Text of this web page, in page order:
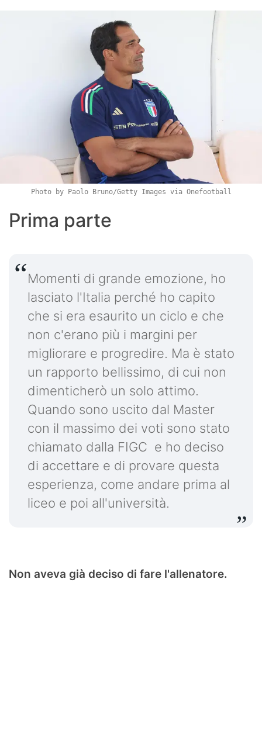
Photo by Paolo Bruno/Getty Images via Onefootball
Prima parte
Momenti di grande emozione, ho
lasciato l'Italia perché ho capito
che si era esaurito un ciclo e che
non c'erano più i margini per
migliorare e progredire. Ma è stato
un rapporto bellissimo, di cui non
dimenticherò un solo attimo.
Quando sono uscito dal Master
con il massimo dei voti sono stato
chiamato dalla FIGC e ho deciso
di accettare e di provare questa
esperienza, come andare prima al
liceo e poi all'università.
Non aveva già deciso di fare l'allenatore.